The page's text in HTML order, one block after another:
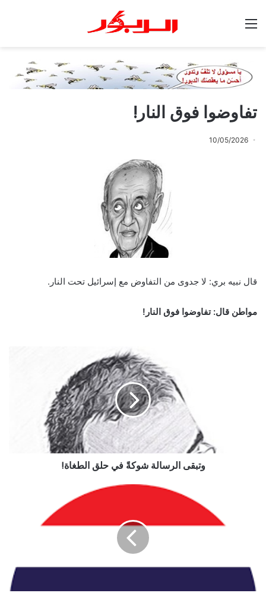
تفاوضوا فوق النار!
10/05/2026
قال نبيه بري: لا جدوى من التفاوض مع إسرائيل تحت النار.
مواطن قال: تفاوضوا فوق النار!
وتبقى الرسالة شوكةً في حلق الطغاة!